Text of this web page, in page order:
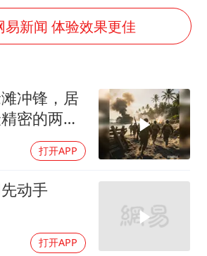
山东一元代青花杯离奇失踪
国防部：中国军队坚决反制任何闹海挑衅图谋
两名乘客在飞机上因调节座椅起冲突
山东潍坊发布大风黄色预警
夯实基础开新局
易新闻 体验效果更佳
冲锋，居
密的两栖
打开APP
动手
打开APP